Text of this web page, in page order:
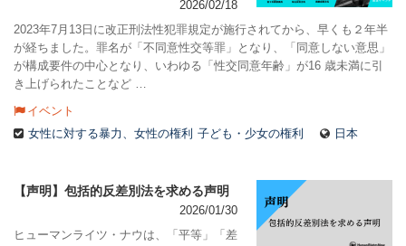
2026/02/18
2023年7月13日に改正刑法性犯罪規定が施行されてから、早くも２年半
が経ちました。罪名が「不同意性交等罪」となり、「同意しない意思」
が構成要件の中心となり、いわゆる「性交同意年齢」が16 歳未満に引
き上げられたことなど …
イベント
女性に対する暴力、女性の権利 子ども・少女の権利 日本
【声明】包括的反差別法を求める声明
2026/01/30
ヒューマンライツ・ナウは、「平等」「差